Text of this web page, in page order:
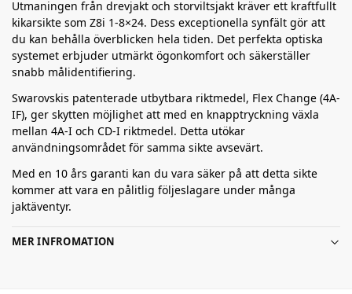
Utmaningen från drevjakt och storviltsjakt kräver ett kraftfullt
kikarsikte som Z8i 1-8×24. Dess exceptionella synfält gör att
du kan behålla överblicken hela tiden. Det perfekta optiska
systemet erbjuder utmärkt ögonkomfort och säkerställer
snabb målidentifiering.
Swarovskis patenterade utbytbara riktmedel, Flex Change (4A-
IF), ger skytten möjlighet att med en knapptryckning växla
mellan 4A-I och CD-I riktmedel. Detta utökar
användningsområdet för samma sikte avsevärt.
Med en 10 års garanti kan du vara säker på att detta sikte
kommer att vara en pålitlig följeslagare under många
jaktäventyr.
MER INFROMATION